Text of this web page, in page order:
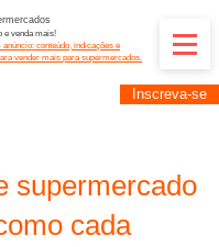
e venda mais!
anúncio: conteúdo, indicações e
vender mais para supermercados.
Inscreva-se
supermercado
cada